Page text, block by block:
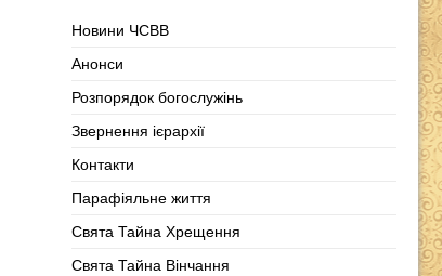
Новини ЧСВВ
Анонси
Розпорядок богослужінь
Звернення ієрархії
Контакти
Парафіяльне життя
Свята Тайна Хрещення
Свята Тайна Вінчання